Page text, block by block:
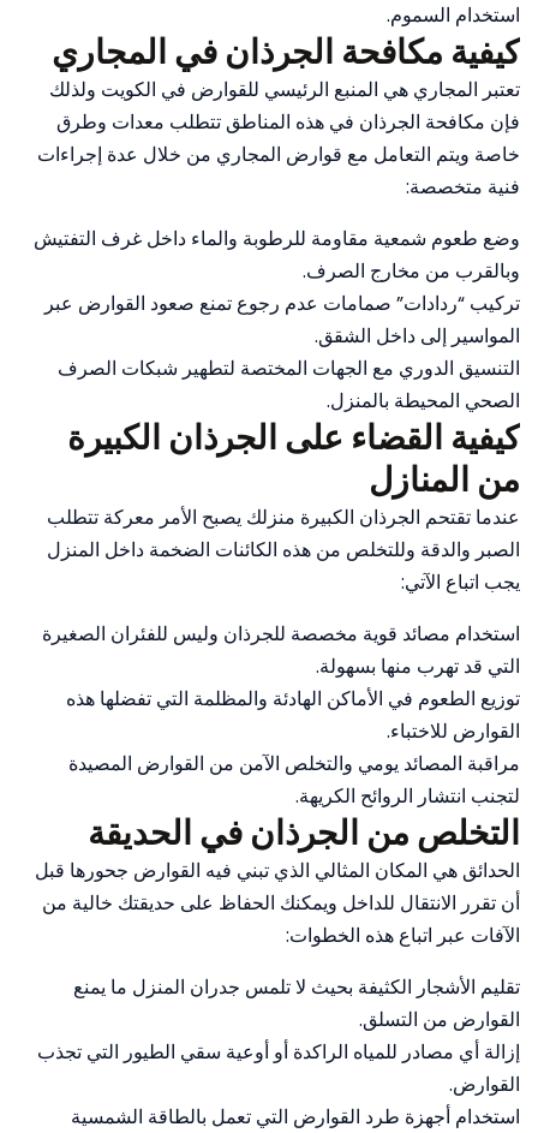
استخدام السموم.
كيفية مكافحة الجرذان في المجاري
تعتبر المجاري هي المنبع الرئيسي للقوارض في الكويت ولذلك
فإن مكافحة الجرذان في هذه المناطق تتطلب معدات وطرق
خاصة ويتم التعامل مع قوارض المجاري من خلال عدة إجراءات
فنية متخصصة:
وضع طعوم شمعية مقاومة للرطوبة والماء داخل غرف التفتيش
وبالقرب من مخارج الصرف.
تركيب “ردادات” صمامات عدم رجوع تمنع صعود القوارض عبر
المواسير إلى داخل الشقق.
التنسيق الدوري مع الجهات المختصة لتطهير شبكات الصرف
الصحي المحيطة بالمنزل.
كيفية القضاء على الجرذان الكبيرة
من المنازل
عندما تقتحم الجرذان الكبيرة منزلك يصبح الأمر معركة تتطلب
الصبر والدقة وللتخلص من هذه الكائنات الضخمة داخل المنزل
يجب اتباع الآتي:
استخدام مصائد قوية مخصصة للجرذان وليس للفئران الصغيرة
التي قد تهرب منها بسهولة.
توزيع الطعوم في الأماكن الهادئة والمظلمة التي تفضلها هذه
القوارض للاختباء.
مراقبة المصائد يومي والتخلص الآمن من القوارض المصيدة
لتجنب انتشار الروائح الكريهة.
التخلص من الجرذان في الحديقة
الحدائق هي المكان المثالي الذي تبني فيه القوارض جحورها قبل
أن تقرر الانتقال للداخل ويمكنك الحفاظ على حديقتك خالية من
الآفات عبر اتباع هذه الخطوات:
تقليم الأشجار الكثيفة بحيث لا تلمس جدران المنزل ما يمنع
القوارض من التسلق.
إزالة أي مصادر للمياه الراكدة أو أوعية سقي الطيور التي تجذب
القوارض.
استخدام أجهزة طرد القوارض التي تعمل بالطاقة الشمسية